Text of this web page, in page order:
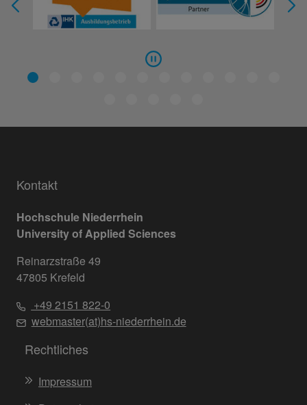
Kontakt
Hochschule Niederrhein
University of Applied Sciences
Reinarzstraße 49
47805 Krefeld
+49 2151 822-0
webmaster(at)hs-niederrhein.de
Rechtliches
Impressum